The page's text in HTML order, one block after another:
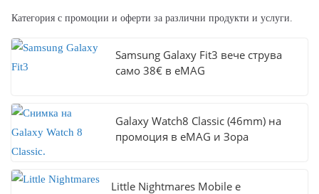
Категория с промоции и оферти за различни продукти и услуги.
Samsung Galaxy Fit3 вече струва
само 38€ в eMAG
Galaxy Watch8 Classic (46mm) на
промоция в eMAG и Зора
Little Nightmares Mobile е